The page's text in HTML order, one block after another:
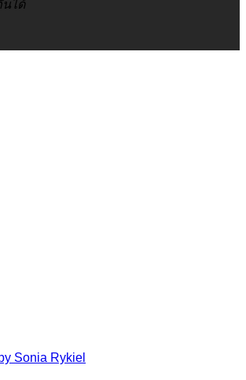
นได้
Sonia Rykiel